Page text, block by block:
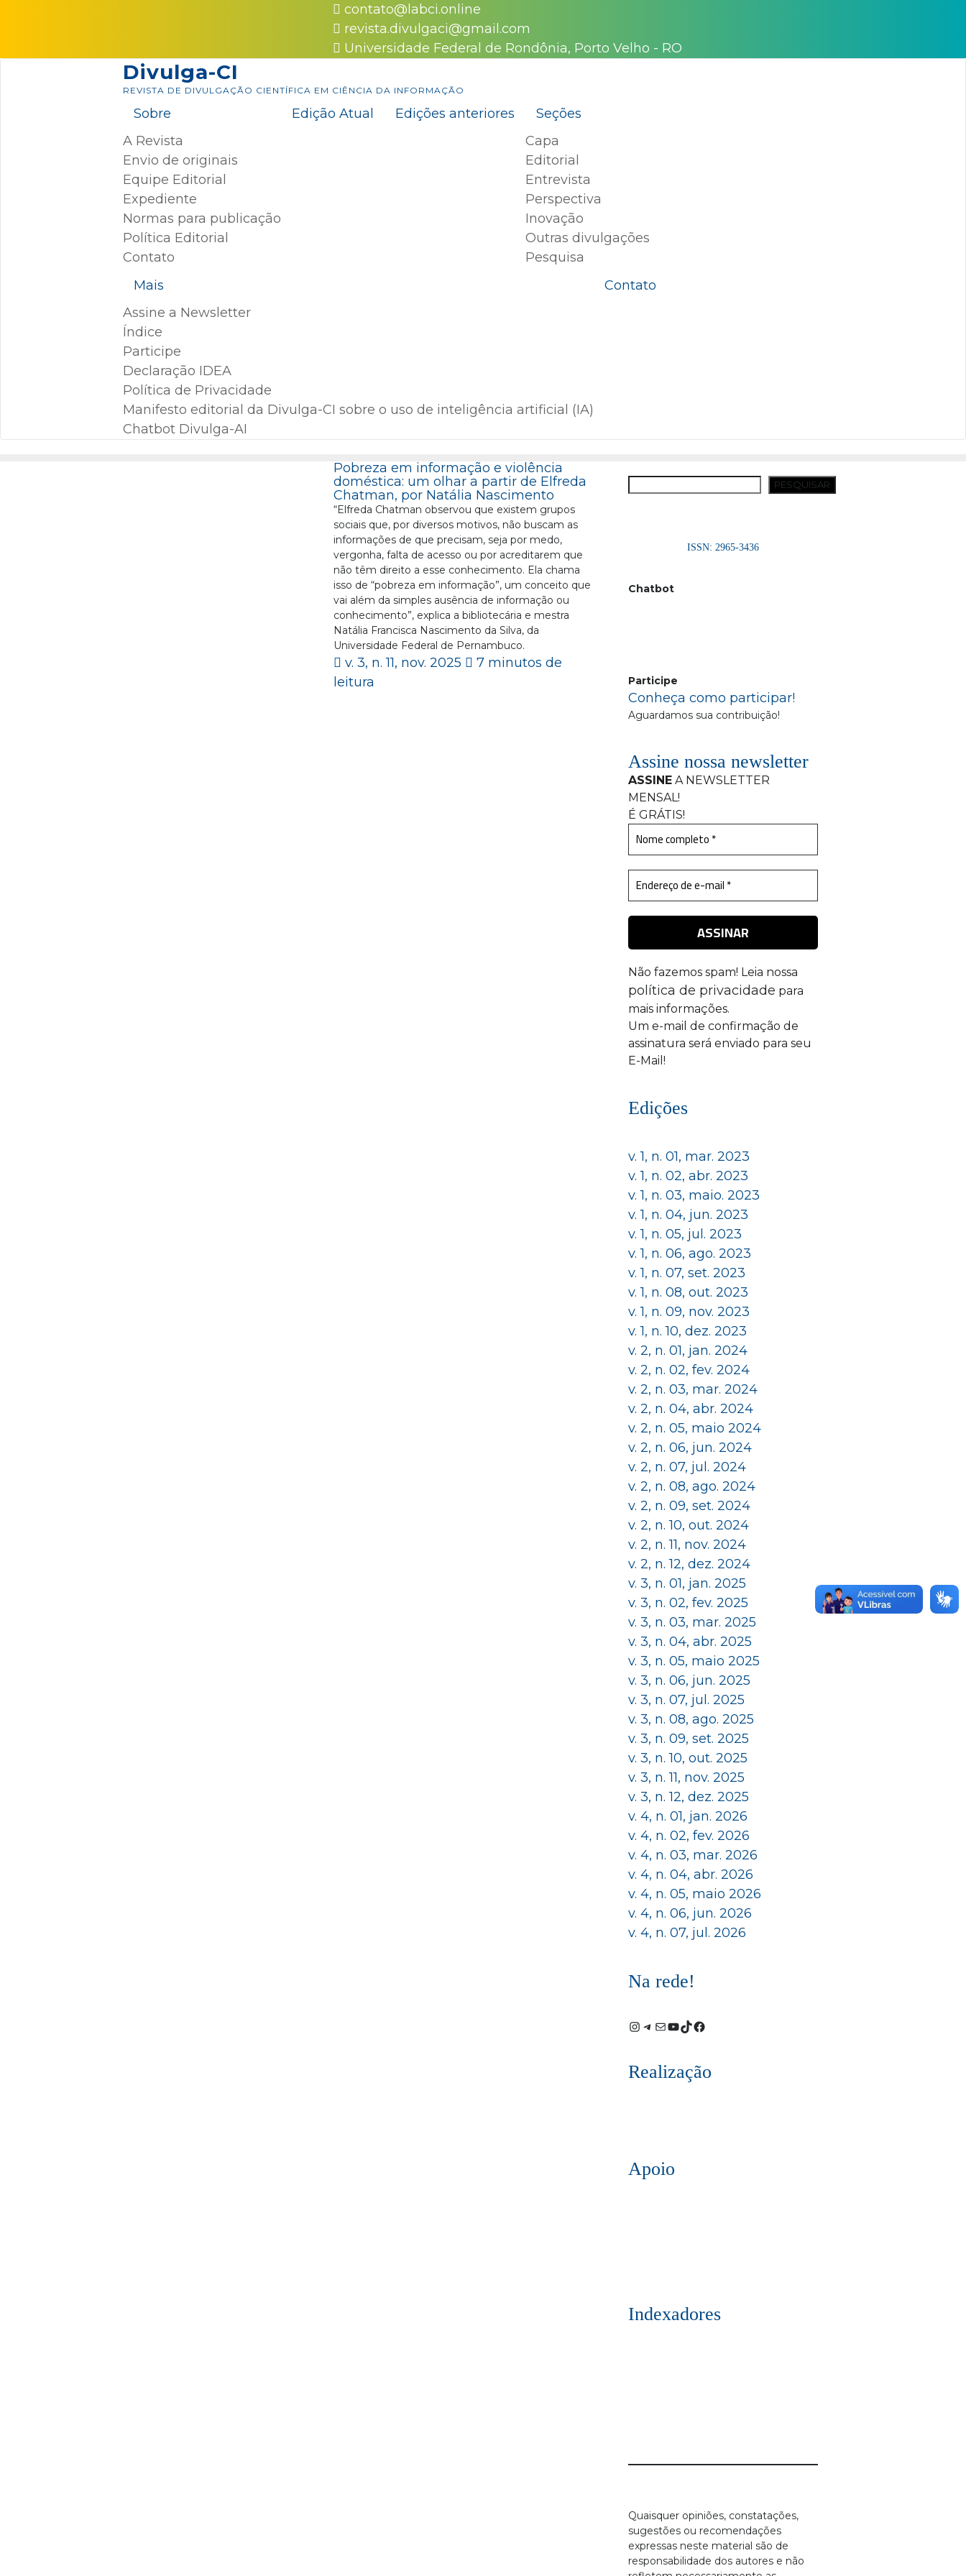
contato@labci.online
revista.divulgaci@gmail.com
Universidade Federal de Rondônia, Porto Velho - RO
Divulga-CI
REVISTA DE DIVULGAÇÃO CIENTÍFICA EM CIÊNCIA DA INFORMAÇÃO
Sobre
A Revista
Envio de originais
Equipe Editorial
Expediente
Normas para publicação
Política Editorial
Contato
Edição Atual Edições anteriores
Seções
Capa
Editorial
Entrevista
Perspectiva
Inovação
Outras divulgações
Pesquisa
Mais
Assine a Newsletter
Índice
Participe
Declaração IDEA
Política de Privacidade
Manifesto editorial da Divulga-CI sobre o uso de inteligência artificial (IA)
Chatbot Divulga-AI
Contato
Pobreza em informação e violência
doméstica: um olhar a partir de Elfreda
Chatman, por Natália Nascimento
“Elfreda Chatman observou que existem grupos
sociais que, por diversos motivos, não buscam as
informações de que precisam, seja por medo,
vergonha, falta de acesso ou por acreditarem que
não têm direito a esse conhecimento. Ela chama
isso de “pobreza em informação”, um conceito que
vai além da simples ausência de informação ou
conhecimento”, explica a bibliotecária e mestra
Natália Francisca Nascimento da Silva, da
Universidade Federal de Pernambuco.
v. 3, n. 11, nov. 2025
7 minutos de
leitura
PESQUISAR
ISSN: 2965-3436
Chatbot
Participe
Conheça como participar!
Aguardamos sua contribuição!
Assine nossa newsletter
ASSINE A NEWSLETTER
MENSAL!
É GRÁTIS!
Não fazemos spam! Leia nossa
política de privacidade para
mais informações.
Um e-mail de confirmação de
assinatura será enviado para seu
E-Mail!
Edições
v. 1, n. 01, mar. 2023
v. 1, n. 02, abr. 2023
v. 1, n. 03, maio. 2023
v. 1, n. 04, jun. 2023
v. 1, n. 05, jul. 2023
v. 1, n. 06, ago. 2023
v. 1, n. 07, set. 2023
v. 1, n. 08, out. 2023
v. 1, n. 09, nov. 2023
v. 1, n. 10, dez. 2023
v. 2, n. 01, jan. 2024
v. 2, n. 02, fev. 2024
v. 2, n. 03, mar. 2024
v. 2, n. 04, abr. 2024
v. 2, n. 05, maio 2024
v. 2, n. 06, jun. 2024
v. 2, n. 07, jul. 2024
v. 2, n. 08, ago. 2024
v. 2, n. 09, set. 2024
v. 2, n. 10, out. 2024
v. 2, n. 11, nov. 2024
v. 2, n. 12, dez. 2024
v. 3, n. 01, jan. 2025
v. 3, n. 02, fev. 2025
v. 3, n. 03, mar. 2025
v. 3, n. 04, abr. 2025
v. 3, n. 05, maio 2025
v. 3, n. 06, jun. 2025
v. 3, n. 07, jul. 2025
v. 3, n. 08, ago. 2025
v. 3, n. 09, set. 2025
v. 3, n. 10, out. 2025
v. 3, n. 11, nov. 2025
v. 3, n. 12, dez. 2025
v. 4, n. 01, jan. 2026
v. 4, n. 02, fev. 2026
v. 4, n. 03, mar. 2026
v. 4, n. 04, abr. 2026
v. 4, n. 05, maio 2026
v. 4, n. 06, jun. 2026
v. 4, n. 07, jul. 2026
Na rede!
Instagram
Telegram
E-Youtube
TikTok
Facebook
Realização
Apoio
Indexadores
Quaisquer opiniões, constatações,
sugestões ou recomendações
expressas neste material são de
responsabilidade dos autores e não